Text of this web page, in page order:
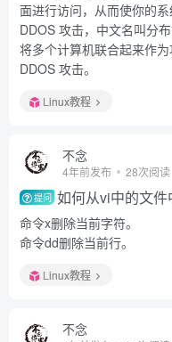
面进行访问，从而使你的系
DDOS 攻击，中文名叫分
将多个计算机联合起来作
DDOS 攻击。
Linux教程
不念
4年前发布 28次阅读
提问 如何从vi中的文件
命令x删除当前字符。
命令dd删除当前行。
Linux教程
不念